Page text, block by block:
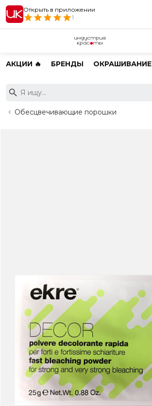
Открыть в приложении
1
АКЦИИ 🔥 БРЕНДЫ ОКРАШИВАНИЕ
Обесцвечивающие порошки